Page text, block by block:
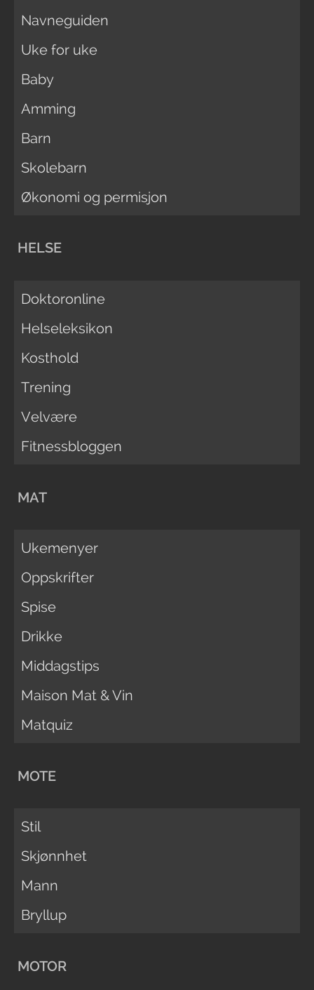
Navneguiden
Uke for uke
Baby
Amming
Barn
Skolebarn
Økonomi og permisjon
HELSE
Doktoronline
Helseleksikon
Kosthold
Trening
Velvære
Fitnessbloggen
MAT
Ukemenyer
Oppskrifter
Spise
Drikke
Middagstips
Maison Mat & Vin
Matquiz
MOTE
Stil
Skjønnhet
Mann
Bryllup
MOTOR